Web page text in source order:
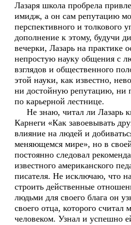
Лазаря школа пробрела
имидж, а он сам репутацию
перспективного и толкового
дополнение к этому, будучи
вечерки, Лазарь на практике
непростую науку общения с
взглядов и общественного
этой науки, как известно,
ни достойную репутацию, ни
по карьерной лестнице.
Не знаю, читал ли Лазарь
Карнеги «Как завоевывать
влияние на людей и
меняющемся мире», но в
постоянно следовал
известного американского
писателя. Не исключаю, что
строить действенные
людьми для своего блага он
своего отца, которого считал
человеком. Узнал и успешно